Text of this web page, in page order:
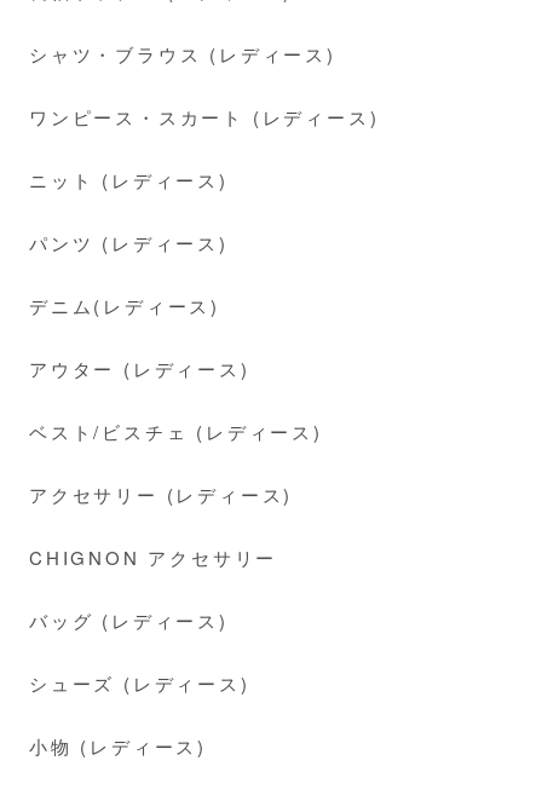
シャツ・ブラウス (レディース)
ワンピース・スカート (レディース)
ニット (レディース)
パンツ (レディース)
デニム(レディース)
アウター (レディース)
ベスト/ビスチェ (レディース)
アクセサリー (レディース)
CHIGNON アクセサリー
バッグ (レディース)
シューズ (レディース)
小物 (レディース)